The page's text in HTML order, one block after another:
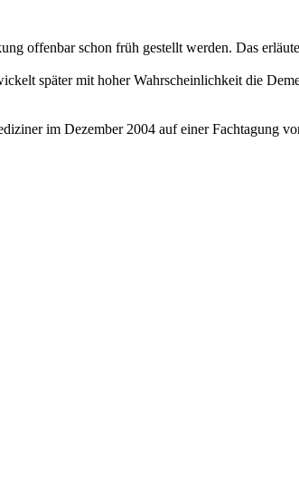
offenbar schon früh gestellt werden. Das
später mit hoher Wahrscheinlichkeit die
im Dezember 2004 auf einer Fachtagung